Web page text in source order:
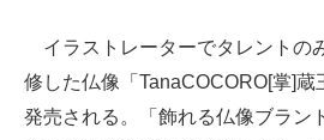
マーケ×ITの今がよく分かる
ITエンジニア向け専門サイト
イラストレーターでタレントの
修した仏像「TanaCOCORO[掌]蔵
発売される。「飾れる仏像ブラン